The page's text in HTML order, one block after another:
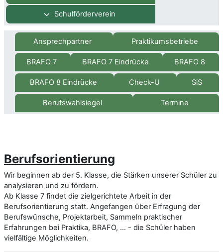
Schulförderverein
Ansprechpartner Praktikumsbetriebe
BRAFO 7 BRAFO 7 Eindrücke BRAFO 8
BRAFO 8 Eindrücke Check-U SiS
Berufswahlsiegel Termine
Berufsorientierung
Wir beginnen ab der 5. Klasse, die Stärken unserer Schüler zu
analysieren und zu fördern.
Ab Klasse 7 findet die zielgerichtete Arbeit in der
Berufsorientierung statt. Angefangen über Erfragung der
Berufswünsche, Projektarbeit, Sammeln praktischer
Erfahrungen bei Praktika, BRAFO, ... - die Schüler haben
vielfältige Möglichkeiten.